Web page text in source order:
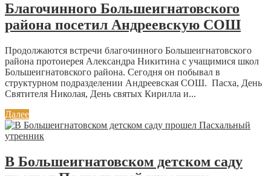
Благочинного Большеигнатовского
района посетил Андреевскую СОШ
Продолжаются встречи благочинного Большеигнатовского
района протоиерея Александра Никитина с учащимися школ
Большеигнатовского района. Сегодня он побывал в
структурном подразделении Андреевская СОШ. Пасха, День
Святителя Николая, День святых Кирилла и...
Далее
В Большеигнатовском детском саду